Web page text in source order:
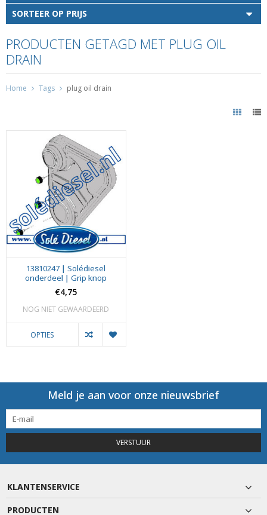
SORTEER OP PRIJS
PRODUCTEN GETAGD MET PLUG OIL
DRAIN
Home Tags plug oil drain
13810247 | Solédiesel
onderdeel | Grip knop
€4,75
NOG NIET GEWAARDEERD
OPTIES
Meld je aan voor onze nieuwsbrief
VERSTUUR
KLANTENSERVICE
PRODUCTEN